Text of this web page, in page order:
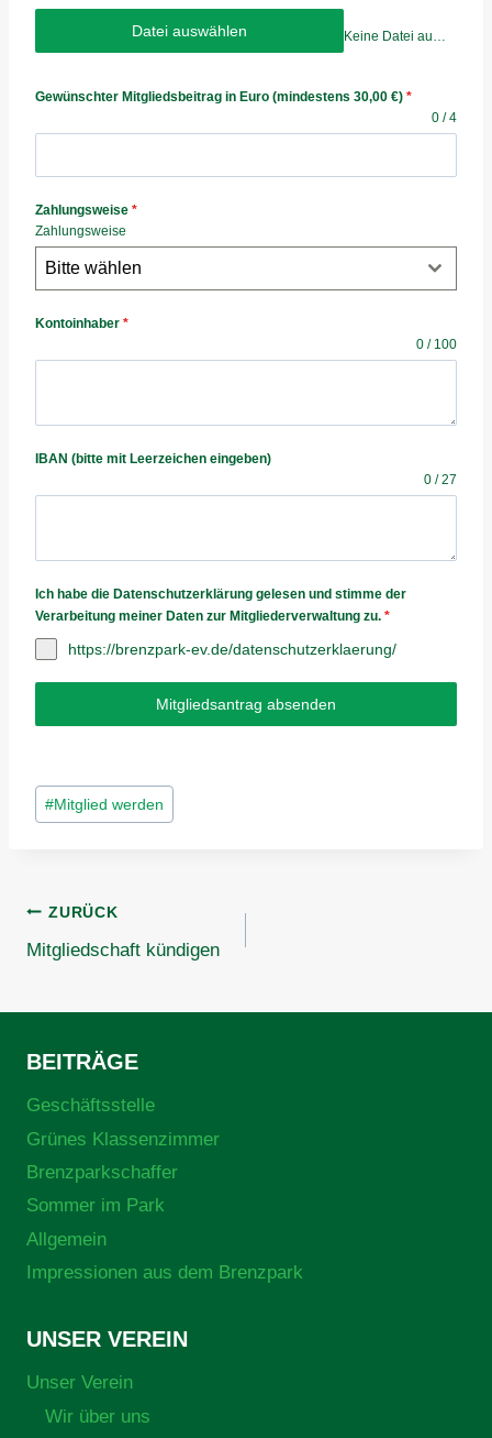
Datei auswählen Keine Datei ausgewählt
Gewünschter Mitgliedsbeitrag in Euro (mindestens 30,00 €) *
0 / 4
Zahlungsweise *
Zahlungsweise
Bitte wählen
Kontoinhaber *
0 / 100
IBAN (bitte mit Leerzeichen eingeben)
0 / 27
Ich habe die Datenschutzerklärung gelesen und stimme der
Verarbeitung meiner Daten zur Mitgliederverwaltung zu. *
https://brenzpark-ev.de/datenschutzerklaerung/
Mitgliedsantrag absenden
Schlagworte:
#Mitglied werden
Beitragsnavigation
ZURÜCK
Mitgliedschaft kündigen
BEITRÄGE
Geschäftsstelle
Grünes Klassenzimmer
Brenzparkschaffer
Sommer im Park
Allgemein
Impressionen aus dem Brenzpark
UNSER VEREIN
Unser Verein
Wir über uns